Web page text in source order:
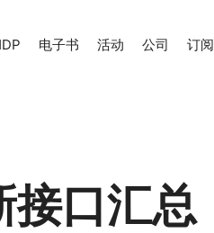
电子书 活动 公司 订阅
接口汇总